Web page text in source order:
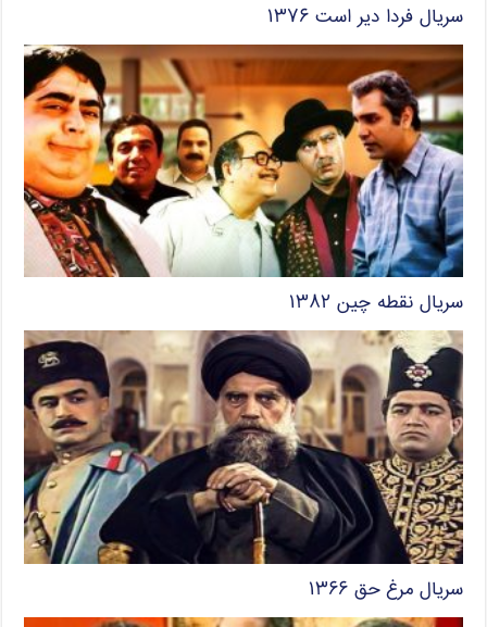
سریال فردا دیر است ۱۳۷۶
سریال نقطه چین ۱۳۸۲
سریال مرغ حق ۱۳۶۶